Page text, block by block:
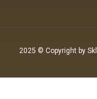
2025 © Copyright by